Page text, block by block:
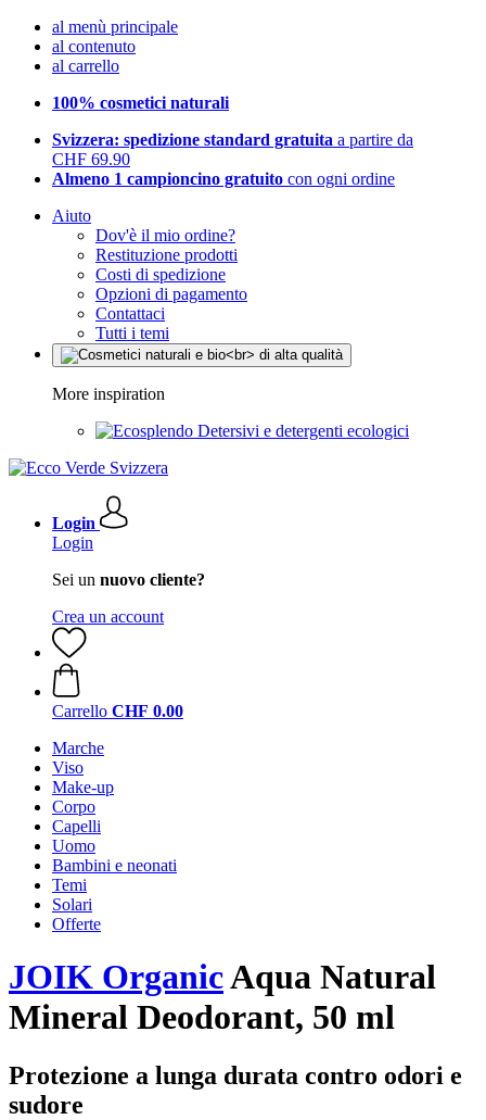
al menù principale
al contenuto
al carrello
100% cosmetici naturali
Svizzera: spedizione standard gratuita a partire da
CHF 69.90
Almeno 1 campioncino gratuito con ogni ordine
Aiuto
Dov'è il mio ordine?
Restituzione prodotti
Costi di spedizione
Opzioni di pagamento
Contattaci
Tutti i temi
More inspiration
Detersivi e detergenti ecologici
Login
Login
Sei un nuovo cliente?
Crea un account
Carrello CHF 0.00
Marche
Viso
Make-up
Corpo
Capelli
Uomo
Bambini e neonati
Temi
Solari
Offerte
JOIK OrganicAqua Natural
Mineral Deodorant, 50 ml
Protezione a lunga durata contro odori e
sudore